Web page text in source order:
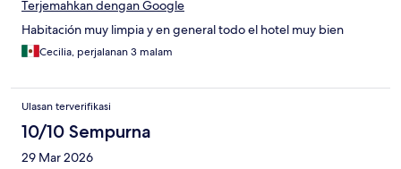
Terjemahkan dengan Google
Habitación muy limpia y en general todo el hotel muy bien
Cecilia, perjalanan 3 malam
Ulasan terverifikasi
10/10 Sempurna
29 Mar 2026